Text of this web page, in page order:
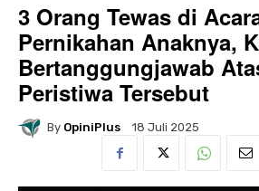
3 Orang Tewas di
Pernikahan Anaknya,
Bertanggungjawab
Peristiwa Tersebut
By OpiniPlus 18 Juli 2025